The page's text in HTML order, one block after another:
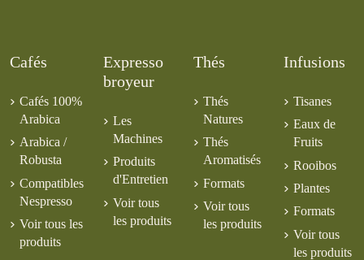
Cafés
Cafés 100%
Arabica
Arabica /
Robusta
Compatibles
Nespresso
Voir tous les
produits
Expresso
broyeur
Les
Machines
Produits
d'Entretien
Voir tous
les produits
Thés
Thés
Natures
Thés
Aromatisés
Formats
Voir tous
les produits
Infusions
Tisanes
Eaux de
Fruits
Rooibos
Plantes
Formats
Voir tous
les produits